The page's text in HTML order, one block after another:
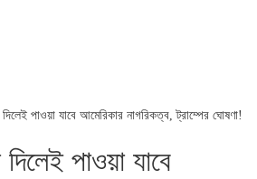
পাওয়া যাবে আমেরিকার নাগরিকত্ব, ট্রাম্পের ঘোষণা!
পাওয়া যাবে